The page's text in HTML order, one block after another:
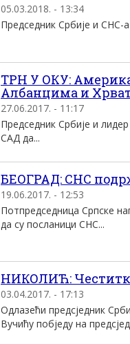
05.03.2018. - 13:34
Председник Србије и СНС-
ТРН У ОКУ:
Албанцима и
27.06.2017. - 11:17
Председник Србије и
САД да...
БЕОГРАД: СНС
19.06.2017. - 12:53
Потпредседница Српске
да су посланици СНС...
НИКОЛИЋ:
03.04.2017. - 17:13
Одлазећи предсједник
Вучићу побједу на